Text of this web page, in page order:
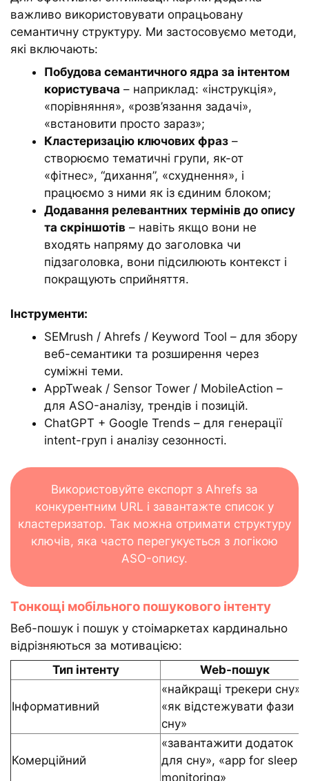
важливо використовувати опрацьовану
семантичну структуру. Ми застосовуємо методи,
які включають:
Побудова семантичного ядра за інтентом
користувача – наприклад: «інструкція»,
«порівняння», «розв’язання задачі»,
«встановити просто зараз»;
Кластеризацію ключових фраз–
створюємо тематичні групи, як-от
«фітнес», “дихання”, «схуднення», і
працюємо з ними як із єдиним блоком;
Додавання релевантних термінів до опису
та скріншотів– навіть якщо вони не
входять напряму до заголовка чи
підзаголовка, вони підсилюють контекст і
покращують сприйняття.
Інструменти:
SEMrush / Ahrefs / Keyword Tool – для збору
веб-семантики та розширення через
суміжні теми.
AppTweak / Sensor Tower / MobileAction –
для ASO-аналізу, трендів і позицій.
ChatGPT + Google Trends – для генерації
intent-груп і аналізу сезонності.
Використовуйте експорт з Ahrefs за
конкурентним URL і завантажте список у
кластеризатор. Так можна отримати структуру
ключів, яка часто перегукується з логікою
ASO-опису.
Тонкощі мобільного пошукового інтенту
Веб-пошук і пошук у стоімаркетах кардинально
відрізняються за мотивацією:
Тип інтенту
Web-пошук
Інформативний
«найкращі трекери сну»,
«як відстежувати фази
сну»
Комерційний
«завантажити додаток
для сну», «app for sleep
monitoring»